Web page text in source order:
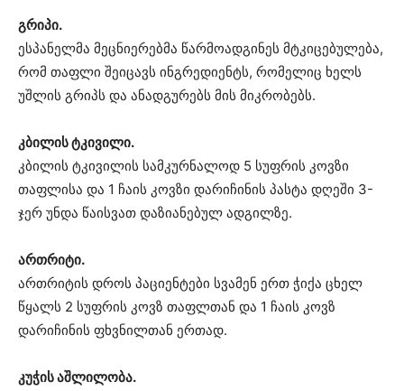
გრიპი.
ესპანელმა მეცნიერებმა წარმოადგინეს მტკიცებულება,
რომ თაფლი შეიცავს ინგრედიენტს, რომელიც ხელს
უშლის გრიპს და ანადგურებს მის მიკრობებს.
კბილის ტკივილი.
კბილის ტკივილის სამკურნალოდ 5 სუფრის კოვზი
თაფლისა და 1 ჩაის კოვზი დარიჩინის პასტა დღეში 3-
ჯერ უნდა წაისვათ დაზიანებულ ადგილზე.
ართრიტი.
ართრიტის დროს პაციენტები სვამენ ერთ ჭიქა ცხელ
წყალს 2 სუფრის კოვზ თაფლთან და 1 ჩაის კოვზ
დარიჩინის ფხვნილთან ერთად.
კუჭის აშლილობა.